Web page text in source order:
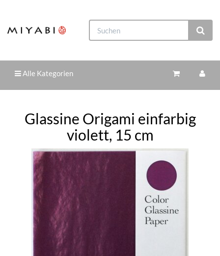
Alle Kategorien
Glassine Origami einfarbig
violett, 15 cm